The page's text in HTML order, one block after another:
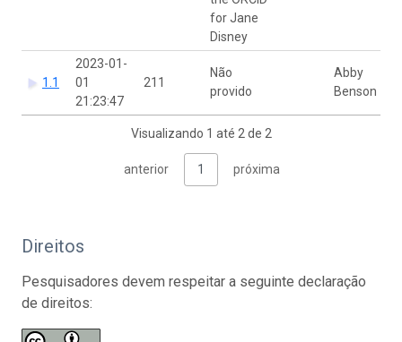
for Jane
Disney
1.1
2023-01-
01
21:23:47
211
Não
provido
Abby
Benson
Visualizando 1 até 2 de 2
anterior 1 próxima
Direitos
Pesquisadores devem respeitar a seguinte declaração
de direitos: